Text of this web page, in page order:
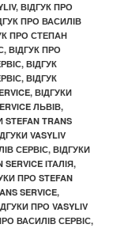
, ВІДГУК ПРО
ПРО ВАСИЛІВ
ПРО СТЕПАН
, ВІДГУК ПРО
, ВІДГУК
, ВІДГУК
, ВІДГУКИ
ЛЬВІВ,
STEFAN TRANS
VASYLIV
СЕРВІС, ВІДГУКИ
ІТАЛІЯ,
ПРО STEFAN
SERVICE,
ПРО VASYLIV
ВАСИЛІВ СЕРВІС,